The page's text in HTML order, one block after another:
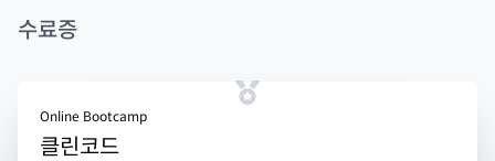
수료증
Online Bootcamp
클린코드